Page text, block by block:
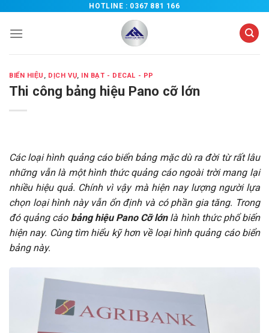
nội
HOTLINE : 0367 881 166
BIỂN HIỆU , DỊCH VỤ, IN BẠT - DECAL - PP
Thi công bảng hiệu Pano cỡ lớn
Các loại hình quảng cáo biển bảng mặc dù ra đời từ rất lâu
những vẫn là một hình thức quảng cáo ngoài trời mang lại
nhiều hiệu quả. Chính vì vậy mà hiện nay lượng người lựa
chọn loại hình này vẫn ổn định và có phần gia tăng. Trong
đó quảng cáo bảng hiệu Pano Cỡ lớnlà hình thức phổ biến
hiện nay. Cùng tìm hiểu kỹ hơn về loại hình quảng cáo biển
bảng này.